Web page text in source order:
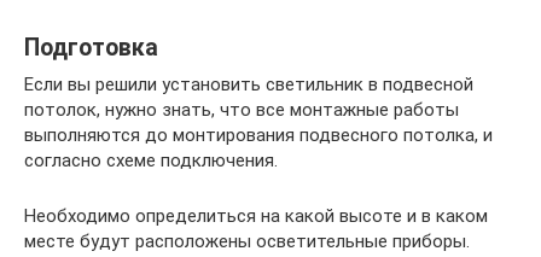
Подготовка
Если вы решили установить светильник в подвесной
потолок, нужно знать, что все монтажные работы
выполняются до монтирования подвесного потолка, и
согласно схеме подключения.
Необходимо определиться на какой высоте и в каком
месте будут расположены осветительные приборы.